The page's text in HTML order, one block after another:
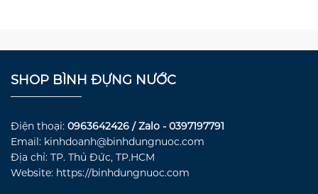
SHOP BÌNH ĐỰNG NƯỚC
Điện thoại: 0963642426 / Zalo - 0397197791
Email: kinhdoanh@binhdungnuoc.com
Địa chỉ: TP. Thủ Đức, TP.HCM
Website: https://binhdungnuoc.com